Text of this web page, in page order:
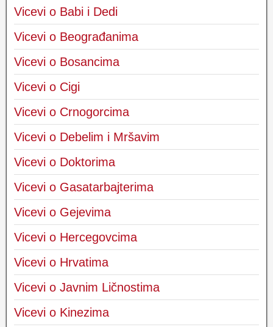
Vicevi o Babi i Dedi
Vicevi o Beograđanima
Vicevi o Bosancima
Vicevi o Cigi
Vicevi o Crnogorcima
Vicevi o Debelim i Mršavim
Vicevi o Doktorima
Vicevi o Gasatarbajterima
Vicevi o Gejevima
Vicevi o Hercegovcima
Vicevi o Hrvatima
Vicevi o Javnim Ličnostima
Vicevi o Kinezima